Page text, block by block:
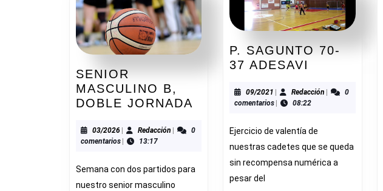
SENIOR
MASCULINO B,
DOBLE JORNADA SENIOR
B,
DOBLE
JORNADA
03/202603/2026RedacciónRedacción
0
comentarios
13:17
Semana con dos partidos para
nuestro senior masculino
P. SAGUNTO 70-
37 ADESAVI
70-
37
09/2021 09/2021Redacción Redacción
0
comentarios
08:22
Ejercicio de valentía de
nuestras cadetes que se queda
sin recompensa numérica a
pesar del